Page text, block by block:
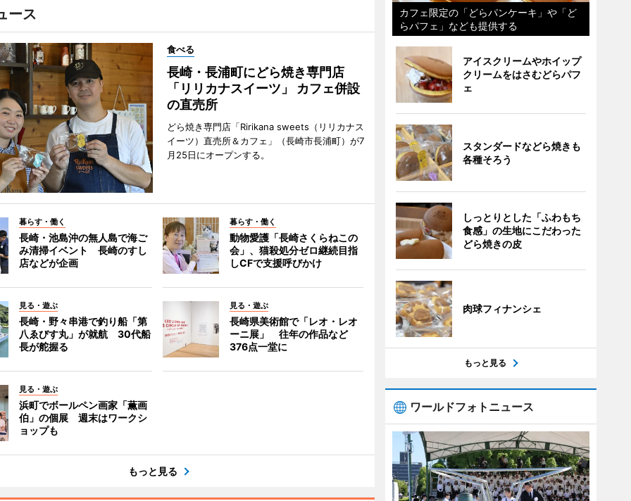
ース
食べる
長崎・長浦町にどら焼き専門店
「リリカナスイーツ」 カフェ併設
の直売所
どら焼き専門店「Ririkana sweets（リリカナス
イーツ）直売所＆カフェ」（長崎市長浦町）が7
月25日にオープンする。
暮らす・働く
長崎・池島沖の無人島で海ご
み清掃イベント 長崎のすし
店などが企画
暮らす・働く
動物愛護「長崎さくらねこの
会」、猫殺処分ゼロ継続目指
しCFで支援呼びかけ
見る・遊ぶ
長崎・野々串港で釣り船「第
八ゑびす丸」が就航 30代船
長が舵握る
見る・遊ぶ
長崎県美術館で「レオ・レオ
ーニ展」 往年の作品など
376点一堂に
見る・遊ぶ
浜町でボールペン画家「薫画
伯」の個展 週末はワークシ
ョップも
もっと見る
カフェ限定の「どらパンケーキ」や「ど
らパフェ」なども提供する
アイスクリームやホイップ
クリームをはさむどらパフ
ェ
スタンダードなどら焼きも
各種そろう
しっとりとした「ふわもち
食感」の生地にこだわった
どら焼きの皮
肉球フィナンシェ
もっと見る
ワールドフォトニュース